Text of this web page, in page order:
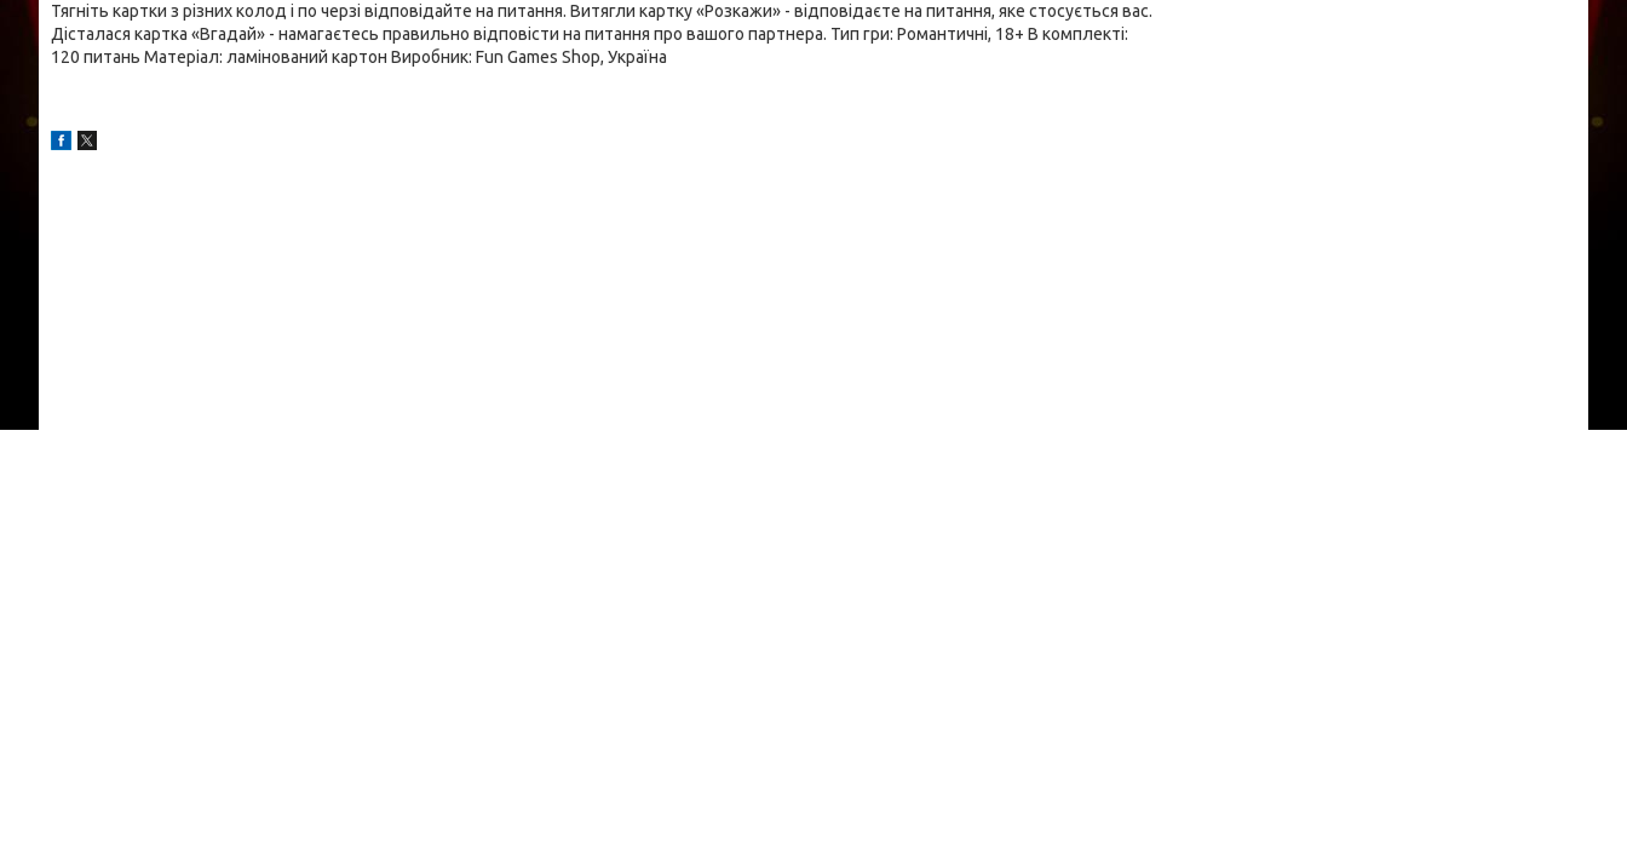
Тягніть картки з різних колод і по черзі відповідайте на питання. Витягли картку «Розкажи» - відповідаєте на питання, яке стосується вас.
Дісталася картка «Вгадай» - намагаєтесь правильно відповісти на питання про вашого партнера. Тип гри: Романтичні, 18+ В комплекті:
120 питань Матеріал: ламінований картон Виробник: Fun Games Shop, Україна